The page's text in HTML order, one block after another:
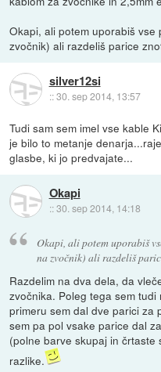
Okapi, ali potem uporabiš
zvočnik) ali razdeliš parice
silver12si
::30. sep 2014, 13:57
Tudi sam sem imel vse kable
je bilo to metanje
glasbe, ki jo predvajate...
Okapi
::30. sep 2014, 14:18
Okapi, ali potem uporabiš
na zvočnik) ali razdeliš
Razdelim na dva dela, da
zvočnika. Poleg tega sem
primeru sem dal dve parici za
sem pa pol vsake parice dal
(polne barve skupaj in črtaste
razlike.